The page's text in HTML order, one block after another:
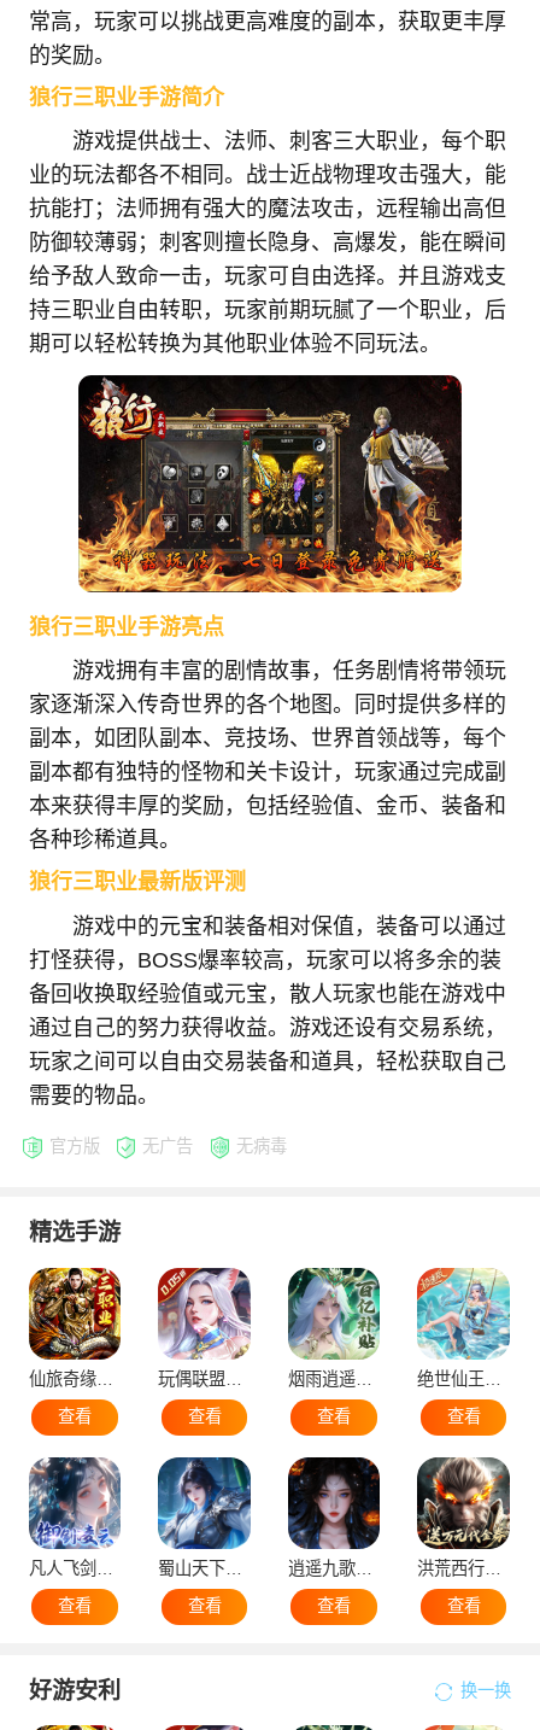
常高，玩家可以挑战更高难度的副本，获取更丰厚
的奖励。
狼行三职业手游简介
游戏提供战士、法师、刺客三大职业，每个职
业的玩法都各不相同。战士近战物理攻击强大，能
抗能打；法师拥有强大的魔法攻击，远程输出高但
防御较薄弱；刺客则擅长隐身、高爆发，能在瞬间
给予敌人致命一击，玩家可自由选择。并且游戏支
持三职业自由转职，玩家前期玩腻了一个职业，后
期可以轻松转换为其他职业体验不同玩法。
狼行三职业手游亮点
游戏拥有丰富的剧情故事，任务剧情将带领玩
家逐渐深入传奇世界的各个地图。同时提供多样的
副本，如团队副本、竞技场、世界首领战等，每个
副本都有独特的怪物和关卡设计，玩家通过完成副
本来获得丰厚的奖励，包括经验值、金币、装备和
各种珍稀道具。
狼行三职业最新版评测
游戏中的元宝和装备相对保值，装备可以通过
打怪获得，BOSS爆率较高，玩家可以将多余的装
备回收换取经验值或元宝，散人玩家也能在游戏中
通过自己的努力获得收益。游戏还设有交易系统，
玩家之间可以自由交易装备和道具，轻松获取自己
需要的物品。
官方版 无广告 无病毒
精选手游
仙旅奇缘（经典传奇三职业）
查看
查看
烟雨逍遥（5折30倍返利版）
查看
查看
查看
查看
逍遥九歌行（0.1折10亿钻石开局）
查看
查看
好游安利 换一换